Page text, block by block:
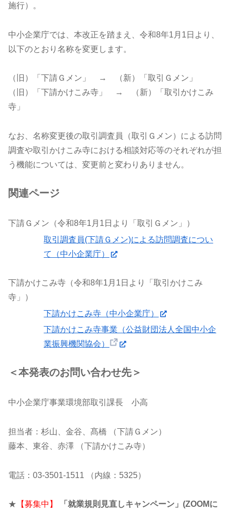
施行）。
中小企業庁では、本改正を踏まえ、令和8年1月1日より、
以下のとおり名称を変更します。
（旧）「下請Ｇメン」 → （新）「取引Ｇメン」
（旧）「下請かけこみ寺」 → （新）「取引かけこみ
寺」
なお、名称変更後の取引調査員（取引Ｇメン）による訪問
調査や取引かけこみ寺における相談対応等のそれぞれが担
う機能については、変更前と変わりありません。
関連ページ
下請Ｇメン（令和8年1月1日より「取引Ｇメン」）
取引調査員(下請Ｇメン)による訪問調査につい
て（中小企業庁）
下請かけこみ寺（令和8年1月1日より「取引かけこみ
寺」）
下請かけこみ寺（中小企業庁）
下請かけこみ寺事業（公益財団法人全国中小企
業振興機関協会）
＜本発表のお問い合わせ先＞
中小企業庁事業環境部取引課長 小高
担当者：杉山、金谷、髙橋 （下請Ｇメン）
藤本、東谷、赤澤 （下請かけこみ寺）
電話：03-3501-1511 （内線：5325）
★ 【募集中】 「就業規則見直しキャンペーン」(ZOOMに